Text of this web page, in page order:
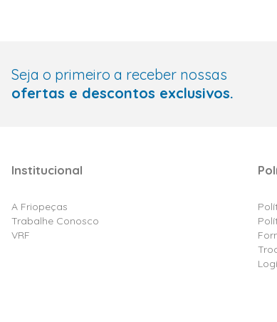
Seja o primeiro a receber nossas
ofertas e descontos exclusivos.
Institucional
A Friopeças
Trabalhe Conosco
VRF